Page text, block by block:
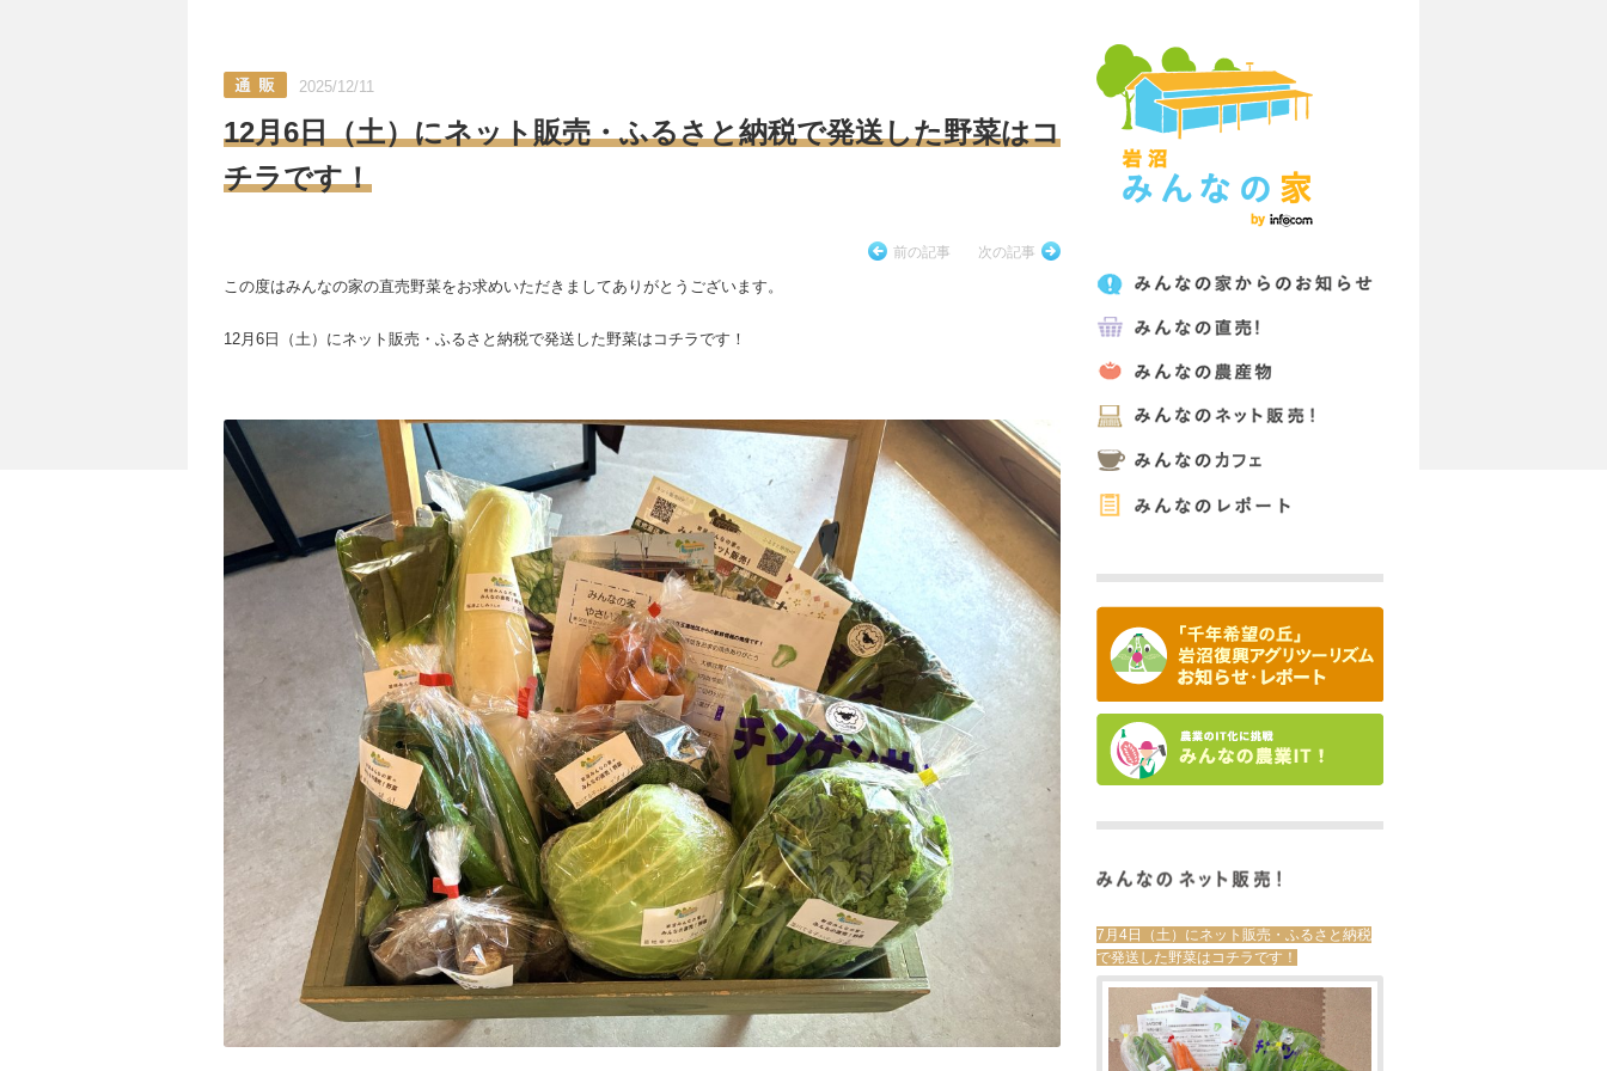
2025/12/11
12月6日（土）にネット販売・ふるさと納税で発送した野菜はコ
チラです！
前の記事 次の記事
この度はみんなの家の直売野菜をお求めいただきましてありがとうございます。
12月6日（土）にネット販売・ふるさと納税で発送した野菜はコチラです！
7月4日（土）にネット販売・ふるさと納税
で発送した野菜はコチラです！